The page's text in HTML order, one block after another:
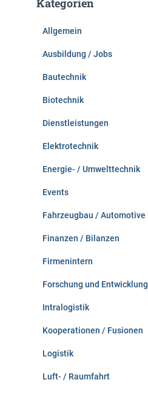
n
Kategorien
Allgemein
Ausbildung / Jobs
Bautechnik
Biotechnik
Dienstleistungen
Elektrotechnik
Energie- / Umwelttechnik
Events
Fahrzeugbau / Automotive
Finanzen / Bilanzen
Firmenintern
Forschung und Entwicklung
Intralogistik
Kooperationen / Fusionen
Logistik
Luft- / Raumfahrt